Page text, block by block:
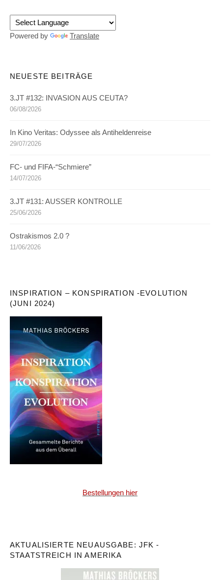
Powered by Translate
NEUESTE BEITRÄGE
3.JT #132: INVASION AUS CEUTA?
06/08/2026
In Kino Veritas: Odyssee als Antiheldenreise
29/07/2026
FC- und FIFA-“Schmiere”
14/07/2026
3.JT #131: AUSSER KONTROLLE
25/06/2026
Ostrakismos 2.0 ?
11/06/2026
INSPIRATION – KONSPIRATION -EVOLUTION
(JUNI 2024)
Bestellungen hier
AKTUALISIERTE NEUAUSGABE: JFK -
STAATSTREICH IN AMERIKA